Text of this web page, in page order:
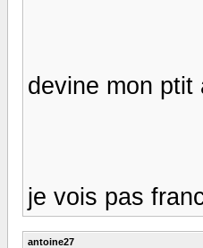
devine mon ptit
je vois pas
antoine27